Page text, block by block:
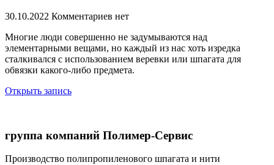
30.10.2022 Комментариев нет
Многие люди совершенно не задумываются над
элементарными вещами, но каждый из нас хоть изредка
сталкивался с использованием веревки или шпагата для
обвязки какого-либо предмета.
Открыть запись
группа компаний Полимер-Сервис
Производство полипропиленового шпагата и нити